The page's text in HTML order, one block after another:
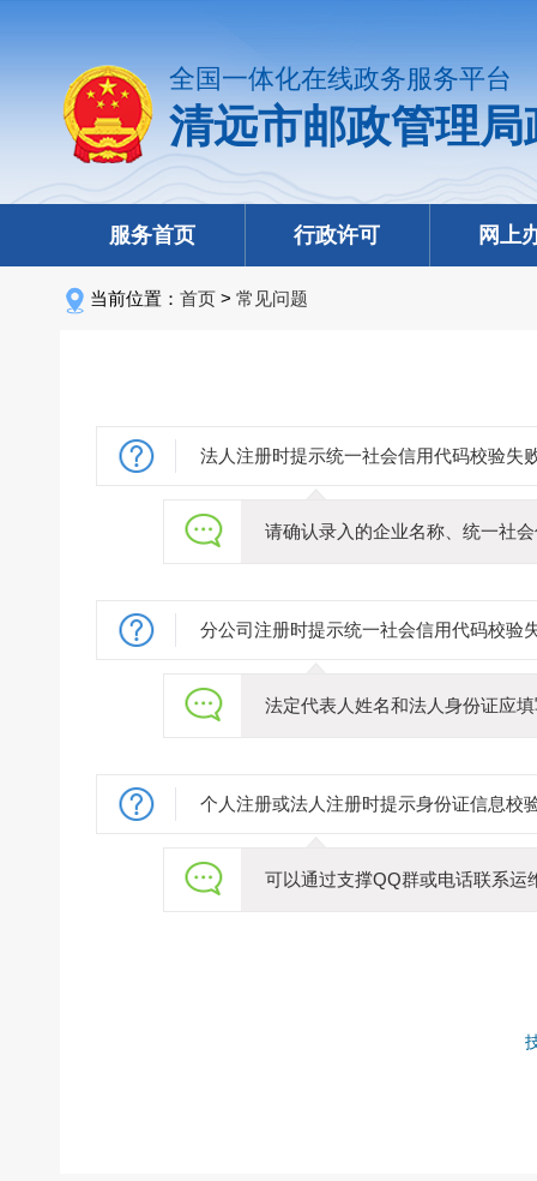
全国一体化在线政务服务平台
清远市邮政管理
服务首页 行政许可 网上
当前位置： 首页 > 常见问题
法人注册时提示统一社会信用代码校验失
请确认录入的企业名称、统一社
分公司注册时提示统一社会信用代码校验
法定代表人姓名和法人身份证应
个人注册或法人注册时提示身份证信息校
可以通过支撑QQ群或电话联系运